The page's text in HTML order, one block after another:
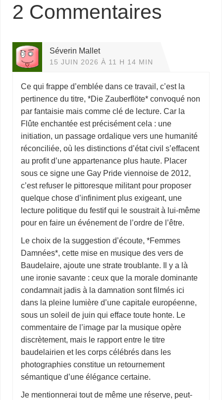
2 Commentaires
Séverin Mallet
15 JUIN 2026 À 11 H 14 MIN
Ce qui frappe d’emblée dans ce travail, c’est la
pertinence du titre, *Die Zauberflöte* convoqué non
par fantaisie mais comme clé de lecture. Car la
Flûte enchantée est précisément cela : une
initiation, un passage ordalique vers une humanité
réconciliée, où les distinctions d’état civil s’effacent
au profit d’une appartenance plus haute. Placer
sous ce signe une Gay Pride viennoise de 2012,
c’est refuser le pittoresque militant pour proposer
quelque chose d’infiniment plus exigeant, une
lecture politique du festif qui le soustrait à lui-même
pour en faire un événement de l’ordre de l’être.
Le choix de la suggestion d’écoute, *Femmes
Damnées*, cette mise en musique des vers de
Baudelaire, ajoute une strate troublante. Il y a là
une ironie savante : ceux que la morale dominante
condamnait jadis à la damnation sont filmés ici
dans la pleine lumière d’une capitale européenne,
sous un soleil de juin qui efface toute honte. Le
commentaire de l’image par la musique opère
discrètement, mais le rapport entre le titre
baudelairien et les corps célébrés dans les
photographies constitue un retournement
sémantique d’une élégance certaine.
Je mentionnerai tout de même une réserve, peut-